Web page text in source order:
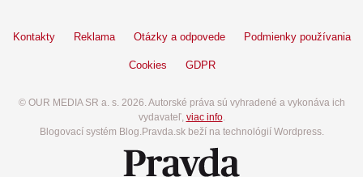
Kontakty Reklama Otázky a odpovede Podmienky používania
Cookies GDPR
© OUR MEDIA SR a. s. 2026. Autorské práva sú vyhradené a vykonáva ich
vydavateľ, viac info.
Blogovací systém Blog.Pravda.sk beží na technológií Wordpress.